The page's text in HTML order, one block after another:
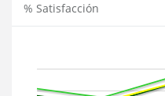
% Satisfacción